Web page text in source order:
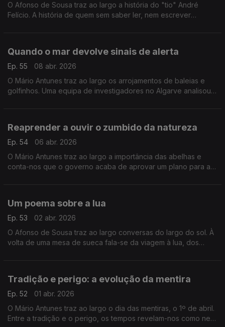
O Afonso de Sousa traz ao largo a história do "tio" André
Felício. A história de quem sem saber ler, nem escrever
Quando o mar devolve sinais de alerta
Ep. 55
08 abr. 2026
O Mário Antunes traz ao largo os arrojamentos de baleias e
golfinhos. Uma equipa de investigadores no Algarve analisou
Reaprender a ouvir o zumbido da natureza
Ep. 54
06 abr. 2026
O Mário Antunes traz ao largo a importância das abelhas e
conta-nos que o governo acaba de aprovar um plano para a
Um poema sobre a lua
Ep. 53
02 abr. 2026
O Afonso de Sousa traz ao largo conversas do largo do sol. À
volta de uma mesa de sueca fala-se da viagem à lua, dos
Tradição e perigo: a evolução da mentira
Ep. 52
01 abr. 2026
O Mário Antunes traz ao largo o dia das mentiras, o 1º de abril.
Entre a tradição e o perigo, os tempos revelam-nos como nem